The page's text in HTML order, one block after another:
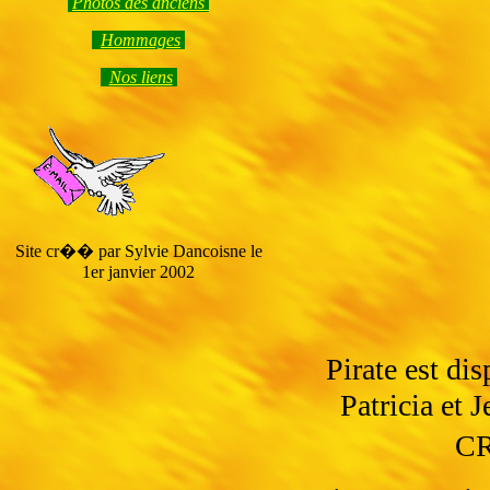
Hommages
Nos liens
Site cr�� par Sylvie Dancoisne le
1er janvier 2002
Pirate est
Patricia et